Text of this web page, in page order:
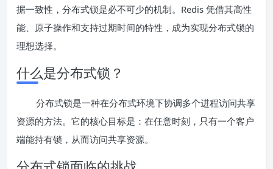
据一致性，分布式锁是必不可少的机制。Redis 凭借其高性
能、原子操作和支持过期时间的特性，成为实现分布式锁的
理想选择。
什么是分布式锁？
分布式锁是一种在分布式环境下协调多个进程访问共享
资源的方法。它的核心目标是：在任意时刻，只有一个客户
端能持有锁，从而访问共享资源。